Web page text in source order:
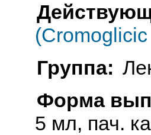
Группа:
Форма
5 мл, пач.